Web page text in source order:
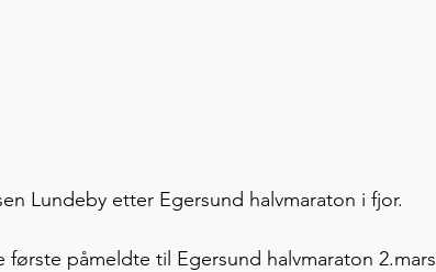
Lundeby etter Egersund halvmaraton i fjor.
første påmeldte til Egersund halvmaraton